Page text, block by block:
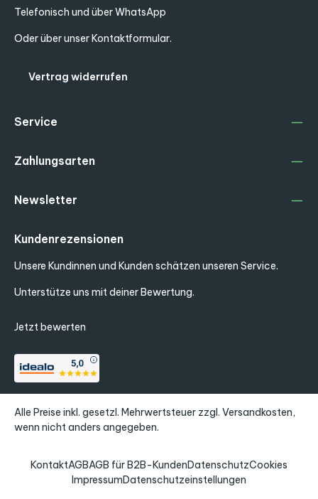
Telefonisch und über WhatsApp
Oder über unserKontaktformular.
Vertrag widerrufen
Service
Zahlungsarten
Kundenrezensionen
Unsere Kundinnen und Kunden schätzen unseren Service.
Unterstütze uns mit deiner Bewertung.
Jetzt bewerten
Newsletter
Alle Preise inkl. gesetzl. Mehrwertsteuer zzgl. Versandkosten,
wenn nicht anders angegeben.
KontaktAGBAGB für B2B-KundenDatenschutzCookies
ImpressumDatenschutzeinstellungen